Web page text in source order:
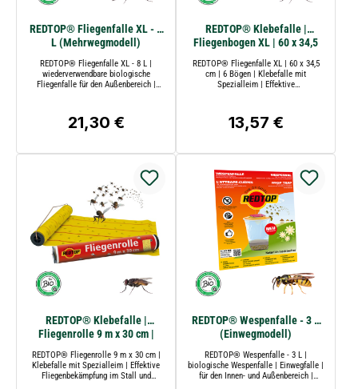
REDTOP® Fliegenfalle XL - 8
L (Mehrwegmodell)
REDTOP® Fliegenfalle XL - 8 L |
wiederverwendbare biologische
Fliegenfalle für den Außenbereich |
REDTOP®
Regulärer Preis:
21,30 €
REDTOP® Klebefalle |
Fliegenbogen XL | 60 x 34,5
REDTOP® Fliegenfalle XL | 60 x 34,5
cm | 6 Bögen | Klebefalle mit
Spezialleim | Effektive
und umweltfreundlich
Regulärer Preis:
13,57 €
REDTOP® Klebefalle |
Fliegenrolle 9 m x 30 cm |
REDTOP® Fliegenrolle 9 m x 30 cm |
Klebefalle mit Spezialleim | Effektive
Fliegenbekämpfung im Stall und
REDTOP® Wespenfalle - 3 L
(Einwegmodell)
REDTOP® Wespenfalle - 3 L |
biologische Wespenfalle | Einwegfalle |
für den Innen- und Außenbereich |